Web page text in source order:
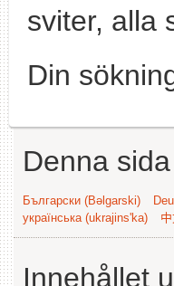
sviter, alla
Din
Denna
Български (Bəlgarski)
українська (ukrajins'ka)
Innehållet